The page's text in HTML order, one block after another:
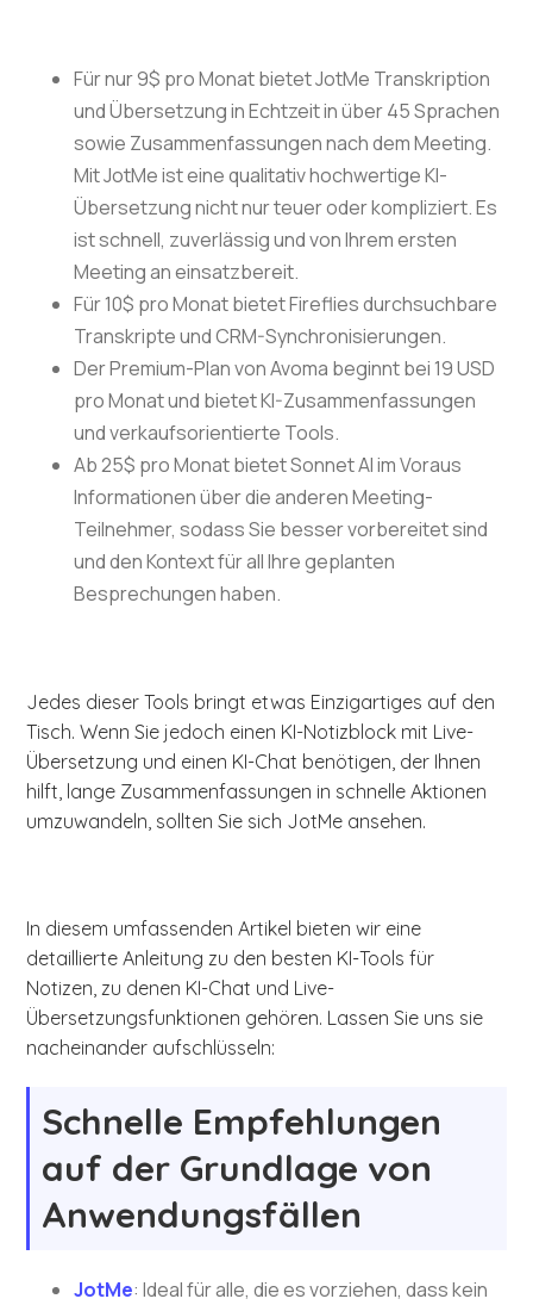
Für nur 9$ pro Monat bietet JotMe Transkription
und Übersetzung in Echtzeit in über 45 Sprachen
sowie Zusammenfassungen nach dem Meeting.
Mit JotMe ist eine qualitativ hochwertige KI-
Übersetzung nicht nur teuer oder kompliziert. Es
ist schnell, zuverlässig und von Ihrem ersten
Meeting an einsatzbereit.
Für 10$ pro Monat bietet Fireflies durchsuchbare
Transkripte und CRM-Synchronisierungen.
Der Premium-Plan von Avoma beginnt bei 19 USD
pro Monat und bietet KI-Zusammenfassungen
und verkaufsorientierte Tools.
Ab 25$ pro Monat bietet Sonnet AI im Voraus
Informationen über die anderen Meeting-
Teilnehmer, sodass Sie besser vorbereitet sind
und den Kontext für all Ihre geplanten
Besprechungen haben.
Jedes dieser Tools bringt etwas Einzigartiges auf den
Tisch. Wenn Sie jedoch einen KI-Notizblock mit Live-
Übersetzung und einen KI-Chat benötigen, der Ihnen
hilft, lange Zusammenfassungen in schnelle Aktionen
umzuwandeln, sollten Sie sich JotMe ansehen.
In diesem umfassenden Artikel bieten wir eine
detaillierte Anleitung zu den besten KI-Tools für
Notizen, zu denen KI-Chat und Live-
Übersetzungsfunktionen gehören. Lassen Sie uns sie
nacheinander aufschlüsseln:
Schnelle Empfehlungen
auf der Grundlage von
Anwendungsfällen
JotMe: Ideal für alle, die es vorziehen, dass kein